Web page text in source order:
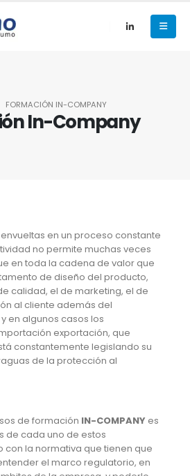
FORMACIÓN IN-COMPANY
In-Company
en un proceso constante
no permite muchas veces
en toda la cadena de valor que
de diseño del producto,
calidad, el de marketing, el de
al cliente además del
en algunos casos los
exportación, que
constantemente legislando su
de la protección al
de formación IN-COMPANY es
de cada uno de estos
con la normativa que tienen que
el marco regulatorio, en